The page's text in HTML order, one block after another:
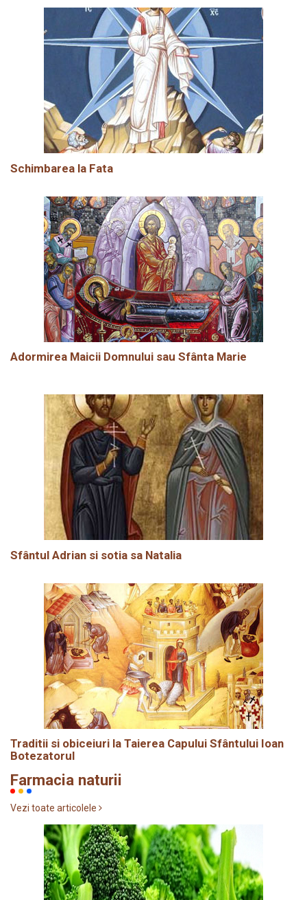
Schimbarea la Fata
Adormirea Maicii Domnului sau Sfânta Marie
Sfântul Adrian si sotia sa Natalia
Traditii si obiceiuri la Taierea Capului Sfântului Ioan
Botezatorul
Farmacia naturii
Vezi toate articolele